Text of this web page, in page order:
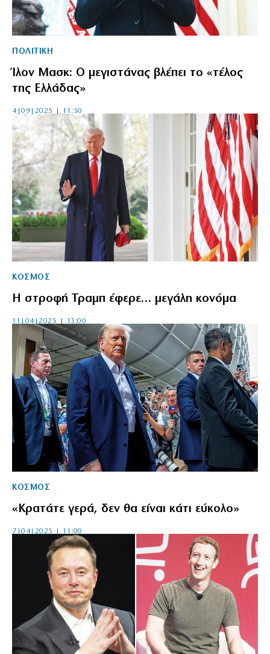
ΠΟΛΙΤΙΚΗ
Ίλον Μασκ: Ο μεγιστάνας βλέπει το «τέλος
της Ελλάδας»
4|09|2025 | 11:30
ΚΟΣΜΟΣ
Η στροφή Τραμπ έφερε… μεγάλη κονόμα
11|04|2025 | 13:00
ΚΟΣΜΟΣ
«Κρατάτε γερά, δεν θα είναι κάτι εύκολο»
7|04|2025 | 11:00